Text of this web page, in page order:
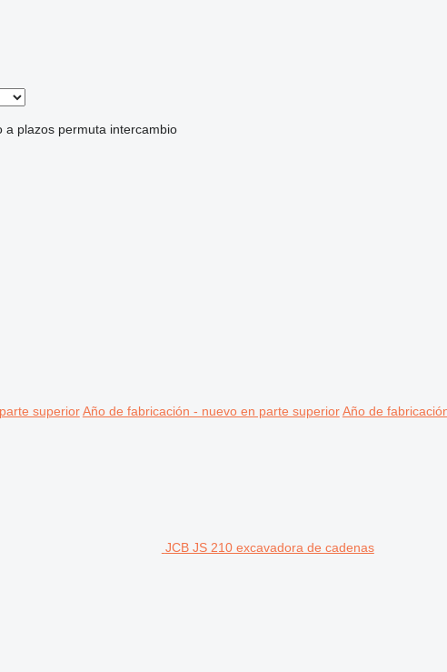
a plazos permuta intercambio
superior Año de fabricación - nuevo en parte superior Año de
JCB JS 210 excavadora de cadenas